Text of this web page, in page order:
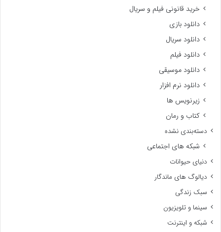
خرید قانونی فیلم و سریال
دانلود بازی
دانلود سریال
دانلود فیلم
دانلود موسیقی
دانلود نرم افزار
زیرنویس ها
کتاب و رمان
دسته‌بندی نشده
شبکه های اجتماعی
دنیای حیوانات
دیالوگ های ماندگار
سبک زندگی
سینما و تلویزیون
شبکه و اینترنت